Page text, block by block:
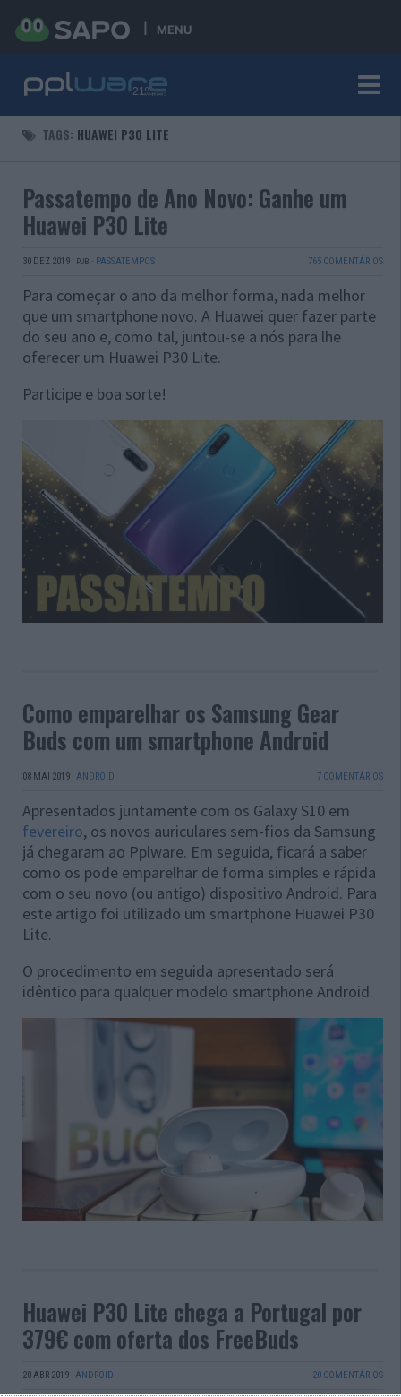
MENU
TAGS: HUAWEI P30 LITE
Passatempo de Ano Novo: Ganhe um
Huawei P30 Lite
30 DEZ 2019 · PUB · PASSATEMPOS 765 COMENTÁRIOS
Para começar o ano da melhor forma, nada melhor
que um smartphone novo. A Huawei quer fazer parte
do seu ano e, como tal, juntou-se a nós para lhe
oferecer um Huawei P30 Lite.
Participe e boa sorte!
Como emparelhar os Samsung Gear
Buds com um smartphone Android
08 MAI 2019 · ANDROID 7 COMENTÁRIOS
Apresentados juntamente com os Galaxy S10 em
fevereiro, os novos auriculares sem-fios da Samsung
já chegaram ao Pplware. Em seguida, ficará a saber
como os pode emparelhar de forma simples e rápida
com o seu novo (ou antigo) dispositivo Android. Para
este artigo foi utilizado um smartphone Huawei P30
Lite.
O procedimento em seguida apresentado será
idêntico para qualquer modelo smartphone Android.
Huawei P30 Lite chega a Portugal por
379€ com oferta dos FreeBuds
20 ABR 2019 · ANDROID 20 COMENTÁRIOS